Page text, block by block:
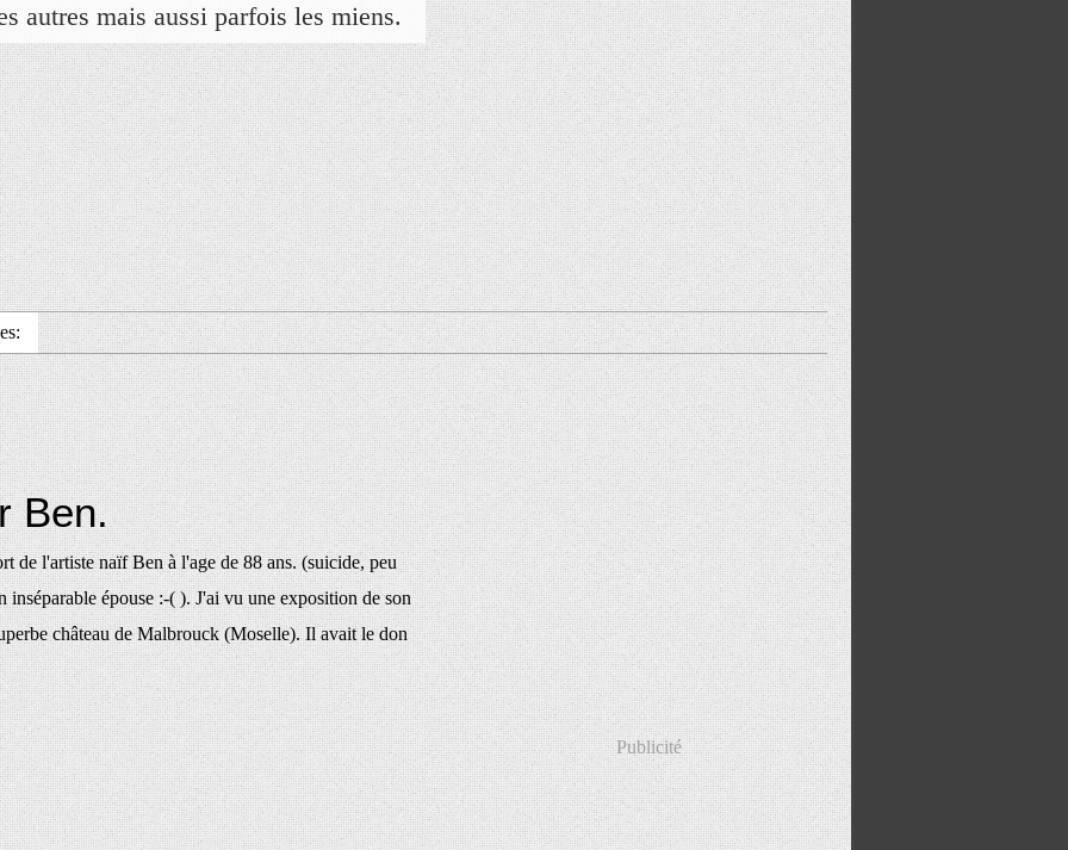
autres mais aussi parfois les miens.
Ben.
de l'artiste naïf Ben à l'age de 88 ans. (suicide, peu
inséparable épouse :-( ). J'ai vu une exposition de son
château de Malbrouck (Moselle). Il avait le don
Publicité